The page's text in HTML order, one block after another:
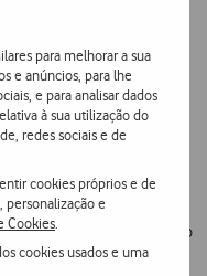
para melhorar a sua
e anúncios, para lhe
e para analisar dados
à sua utilização do
redes sociais e de
cookies próprios e de
personalização e
Cookies
cookies usados e uma
a forma de App para
na Loja Vodafone
para iPhone. O
através do envio de
o texto CLOUD.
Clientes Vodafone
uma aplicação para PC.
de 5GB
Clientes, sem subscrição
ter mais espaço